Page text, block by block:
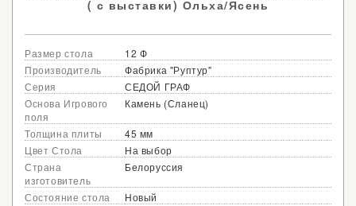
( с выставки) Ольха/Ясень
Размер стола
12 Ф
Производитель
Фабрика "Руптур"
Серия
СЕДОЙ ГРАФ
Основа Игрового
поля
Камень (Сланец)
Толщина плиты
45 мм
Цвет Стола
На выбор
Страна
изготовитель
Белоруссия
Состояние стола
Новый